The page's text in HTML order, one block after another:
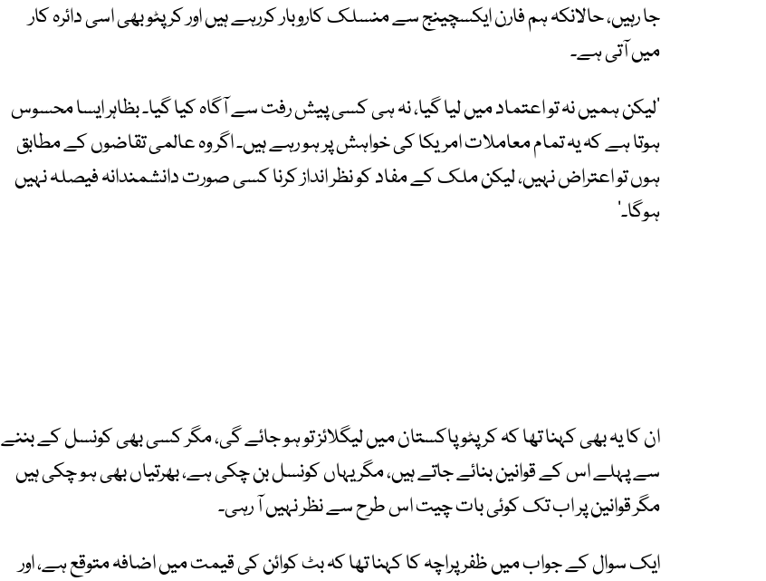
جا رہیں، حالانکہ ہم فارن ایکسچینج سے منسلک کاروبار کررہے ہیں اور کرپٹو بھی اسی دائرہ کار
میں آتی ہے۔
’لیکن ہمیں نہ تو اعتماد میں لیا گیا، نہ ہی کسی پیش رفت سے آگاہ کیا گیا۔ بظاہر ایسا محسوس
ہوتا ہے کہ یہ تمام معاملات امریکا کی خواہش پر ہو رہے ہیں۔ اگر وہ عالمی تقاضوں کے مطابق
ہوں تو اعتراض نہیں، لیکن ملک کے مفاد کو نظر انداز کرنا کسی صورت دانشمندانہ فیصلہ نہیں
ہوگا۔‘
ان کا یہ بھی کہنا تھا کہ کرپٹو پاکستان میں لیگلائز تو ہو جائے گی، مگر کسی بھی کونسل کے بننے
سے پہلے اس کے قوانین بنائے جاتے ہیں، مگر یہاں کونسل بن چکی ہے، بھرتیاں بھی ہو چکی ہیں
مگر قوانین پر اب تک کوئی بات چیت اس طرح سے نظر نہیں آ رہی۔
ایک سوال کے جواب میں ظفر پراچہ کا کہنا تھا کہ بٹ کوائن کی قیمت میں اضافہ متوقع ہے، اور